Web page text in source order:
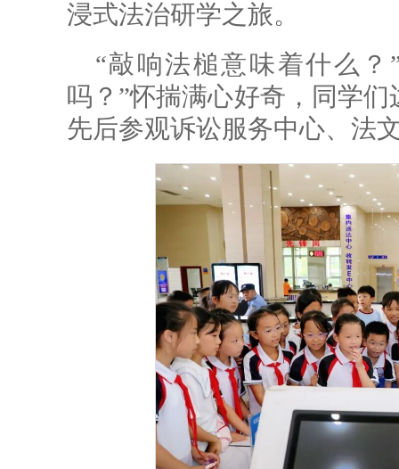
浸式法治研学之旅。
“敲响法槌意味着什么
吗？”怀揣满心好奇，同学
先后参观诉讼服务中心、法